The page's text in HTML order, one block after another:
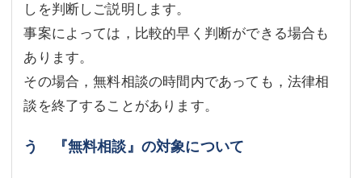
アクセス
東京事務所 (新宿・四谷)
埼玉事務所 (さいたま市)
川口事務所（埼玉県川口市）
東京事務所 (新宿・四谷)
埼玉事務所 (さいたま市)
川口事務所（埼玉県川口市）
お問い合せフォーム
しを判断しご説明します。
事案によっては，比較的早く判断ができる場合も
あります。
その場合，無料相談の時間内であっても，法律相
談を終了することがあります。
う 『無料相談』の対象について